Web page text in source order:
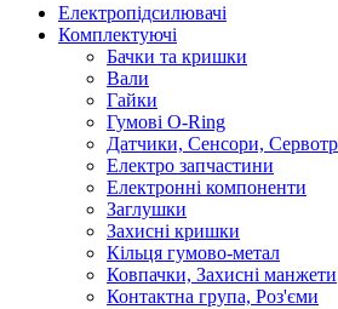
Електропідсилювачі
Комплектуючі
Бачки та кришки
Вали
Гайки
Гумові O-Ring
Датчики, Сенсори,
Електро запчастини
Електронні компоненти
Заглушки
Захисні кришки
Кільця гумово-метал
Ковпачки, Захисні манжети
Контактна група, Роз'єми